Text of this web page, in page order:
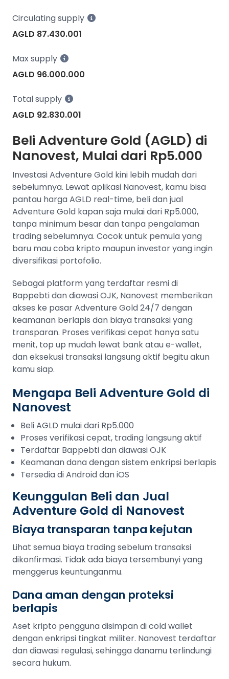
Circulating supply
AGLD 87.430.001
Max supply
AGLD 96.000.000
Total supply
AGLD 92.830.001
Beli Adventure Gold (AGLD) di
Nanovest, Mulai dari Rp5.000
Investasi Adventure Gold kini lebih mudah dari
sebelumnya. Lewat aplikasi Nanovest, kamu bisa
pantau harga AGLD real-time, beli dan jual
Adventure Gold kapan saja mulai dari Rp5.000,
tanpa minimum besar dan tanpa pengalaman
trading sebelumnya. Cocok untuk pemula yang
baru mau coba kripto maupun investor yang ingin
diversifikasi portofolio.
Sebagai platform yang terdaftar resmi di
Bappebti dan diawasi OJK, Nanovest memberikan
akses ke pasar Adventure Gold 24/7 dengan
keamanan berlapis dan biaya transaksi yang
transparan. Proses verifikasi cepat hanya satu
menit, top up mudah lewat bank atau e-wallet,
dan eksekusi transaksi langsung aktif begitu akun
kamu siap.
Mengapa Beli Adventure Gold di
Nanovest
Beli AGLD mulai dari Rp5.000
Proses verifikasi cepat, trading langsung aktif
Terdaftar Bappebti dan diawasi OJK
Keamanan dana dengan sistem enkripsi berlapis
Tersedia di Android dan iOS
Keunggulan Beli dan Jual
Adventure Gold di Nanovest
Biaya transparan tanpa kejutan
Lihat semua biaya trading sebelum transaksi
dikonfirmasi. Tidak ada biaya tersembunyi yang
menggerus keuntunganmu.
Dana aman dengan proteksi
berlapis
Aset kripto pengguna disimpan di cold wallet
dengan enkripsi tingkat militer. Nanovest terdaftar
dan diawasi regulasi, sehingga danamu terlindungi
secara hukum.